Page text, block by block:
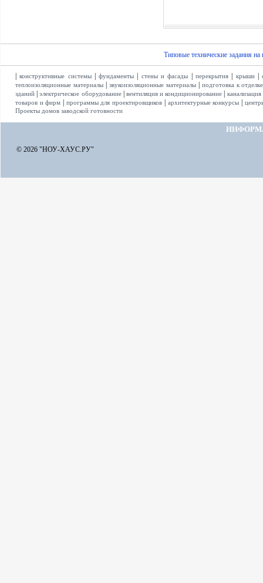
Типовые технические задания на
|конструктивные системы|фундаменты стены и фасады перекрытия| крыши|
теплоизоляционные материалы| звукоизоляционные материалы|
подготовка к отделке
зданий |электрическое оборудование| вентиляция и кондиционирование канализация
товаров и фирм программы для проектировщиков архитектурные конкурсы
Проекты домов заводской готовности
© 2026 "НОУ-ХАУС.РУ"